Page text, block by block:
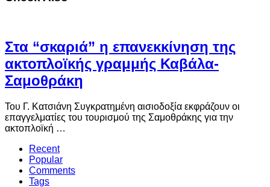
Στα “σκαριά” η επανεκκίνηση της
ακτοπλοϊκής γραμμής Καβάλα-
Σαμοθράκη
Του Γ. Κατσιάνη Συγκρατημένη αισιοδοξία εκφράζουν οι
επαγγελματίες του τουρισμού της Σαμοθράκης για την
ακτοπλοϊκή …
Recent
Popular
Comments
Tags